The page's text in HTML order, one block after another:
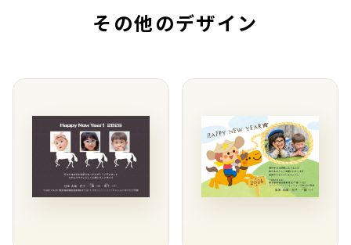
その他のデザイン